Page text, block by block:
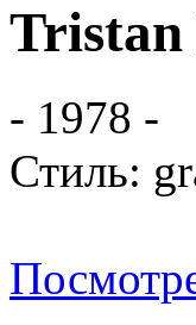
Tristan
- 1978 -
Стиль: